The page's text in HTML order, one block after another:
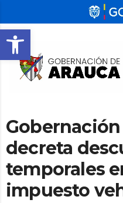
Abrir barra de herramientas
decreta
temporales
impuesto